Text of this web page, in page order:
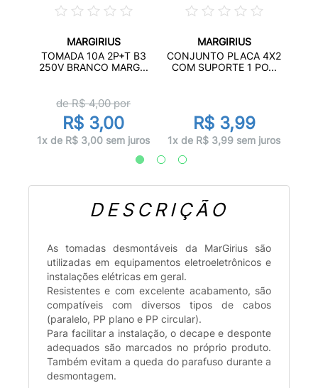
MARGIRIUS
TOMADA 10A 2P+T B3
250V BRANCO MARG...
de R$4,00por
R$ 3,00
1x de R$ 3,00 sem juros
MARGIRIUS
CONJUNTO PLACA 4X2
COM SUPORTE 1 PO...
R$ 3,99
1x de R$ 3,99 sem juros
DESCRIÇÃO
As tomadas desmontáveis da MarGirius são
utilizadas em equipamentos eletroeletrônicos e
instalações elétricas em geral.
Resistentes e com excelente acabamento, são
compatíveis com diversos tipos de cabos
(paralelo, PP plano e PP circular).
Para facilitar a instalação, o decape e desponte
adequados são marcados no próprio produto.
Também evitam a queda do parafuso durante a
desmontagem.